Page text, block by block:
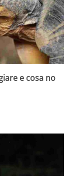
e cosa no